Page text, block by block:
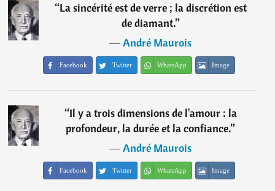
“La sincérité est de verre ; la discrétion est
de diamant.”
―André Maurois
Facebook Twitter WhatsApp Image
“Il y a trois dimensions de l'amour : la
profondeur, la durée et la confiance.”
―André Maurois
Facebook Twitter WhatsApp Image